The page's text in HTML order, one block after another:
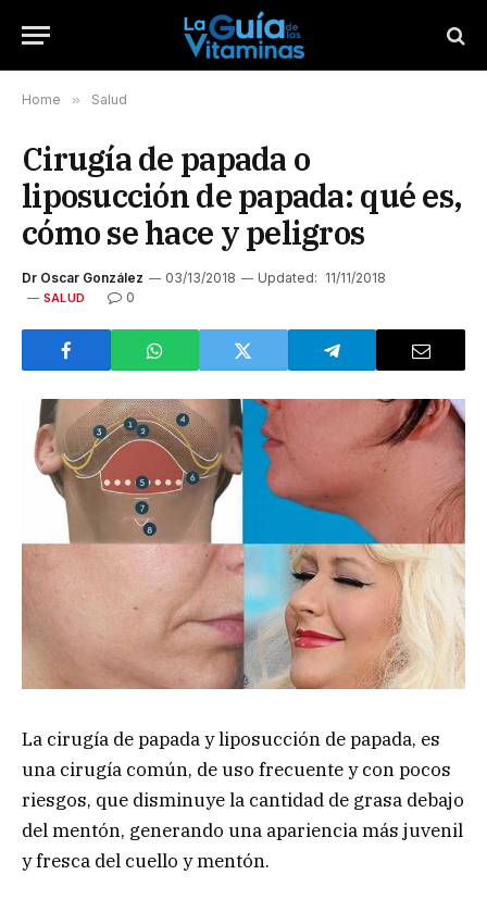
Home » Salud
Cirugía de papada o
liposucción de papada: qué es,
cómo se hace y peligros
Dr Oscar González 03/13/2018 Updated: 11/11/2018
SALUD 0
La cirugía de papada y liposucción de papada, es
una cirugía común, de uso frecuente y con pocos
riesgos, que disminuye la cantidad de grasa debajo
del mentón, generando una apariencia más juvenil
y fresca del cuello y mentón.